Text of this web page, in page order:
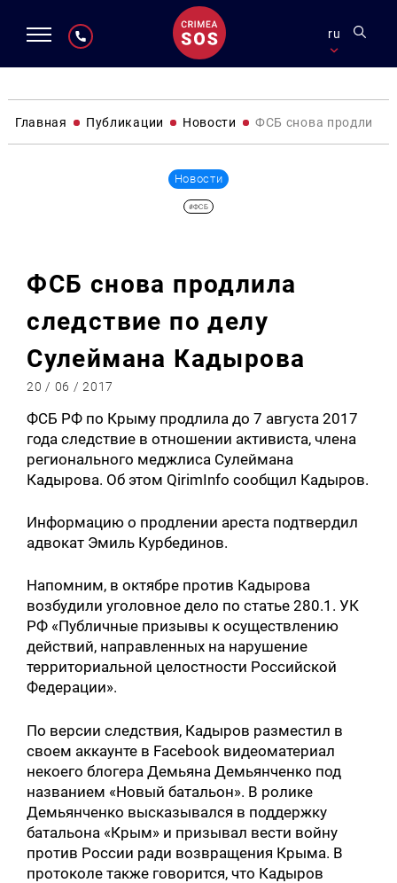
ru
Главная Публикации Новости ФСБ снова продлила
Новости
#ФСБ
ФСБ снова продлила
следствие по делу
Сулеймана Кадырова
20 / 06 / 2017
ФСБ РФ по Крыму продлила до 7 августа 2017
года следствие в отношении активиста, члена
регионального меджлиса Сулеймана
Кадырова. Об этом QirimInfo сообщил Кадыров.
Информацию о продлении ареста подтвердил
адвокат Эмиль Курбединов.
Напомним, в октябре против Кадырова
возбудили уголовное дело по статье 280.1. УК
РФ «Публичные призывы к осуществлению
действий, направленных на нарушение
территориальной целостности Российской
Федерации».
По версии следствия, Кадыров разместил в
своем аккаунте в Facebook видеоматериал
некоего блогера Демьяна Демьянченко под
названием «Новый батальон». В ролике
Демьянченко высказывался в поддержку
батальона «Крым» и призывал вести войну
против России ради возвращения Крыма. В
протоколе также говорится, что Кадыров